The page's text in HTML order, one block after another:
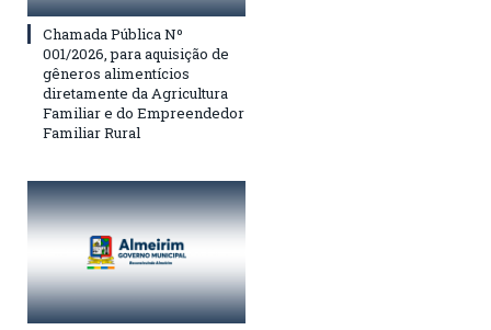
Chamada Pública Nº
001/2026, para aquisição de
gêneros alimentícios
diretamente da Agricultura
Familiar e do Empreendedor
Familiar Rural